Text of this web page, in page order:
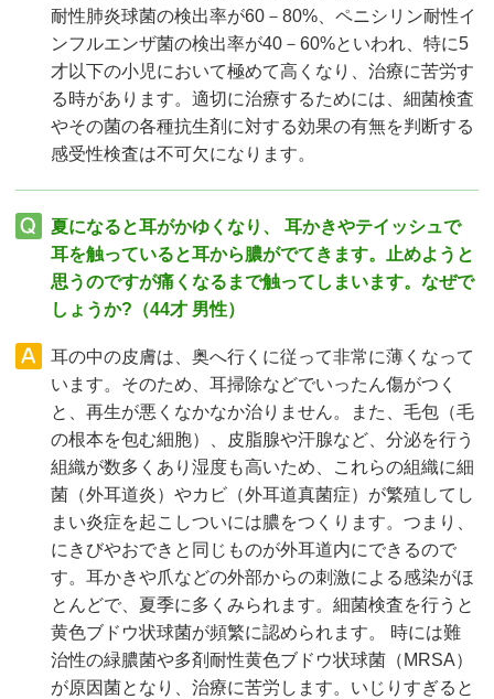
耐性肺炎球菌の検出率が60－80%、ペニシリン耐性イ
ンフルエンザ菌の検出率が40－60%といわれ、特に5
才以下の小児において極めて高くなり、治療に苦労す
る時があります。適切に治療するためには、細菌検査
やその菌の各種抗生剤に対する効果の有無を判断する
感受性検査は不可欠になります。
夏になると耳がかゆくなり、 耳かきやテイッシュで
耳を触っていると耳から膿がでてきます。止めようと
思うのですが痛くなるまで触ってしまいます。なぜで
しょうか?（44才 男性）
耳の中の皮膚は、奥へ行くに従って非常に薄くなって
います。そのため、耳掃除などでいったん傷がつく
と、再生が悪くなかなか治りません。また、毛包（毛
の根本を包む細胞）、皮脂腺や汗腺など、分泌を行う
組織が数多くあり湿度も高いため、これらの組織に細
菌（外耳道炎）やカビ（外耳道真菌症）が繁殖してし
まい炎症を起こしついには膿をつくります。つまり、
にきびやおできと同じものが外耳道内にできるので
す。耳かきや爪などの外部からの刺激による感染がほ
とんどで、夏季に多くみられます。細菌検査を行うと
黄色ブドウ状球菌が頻繁に認められます。 時には難
治性の緑膿菌や多剤耐性黄色ブドウ状球菌（MRSA）
が原因菌となり、治療に苦労します。いじりすぎると